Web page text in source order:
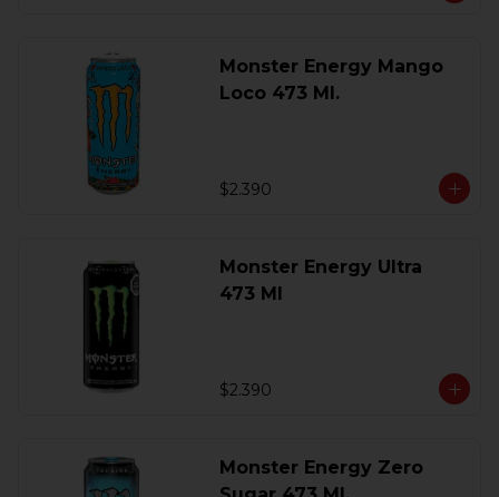
Monster Energy Mango
Loco 473 Ml.
$2.390
Monster Energy Ultra
473 Ml
$2.390
Monster Energy Zero